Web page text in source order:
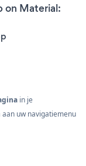
on Material:
in je
uw navigatiemenu